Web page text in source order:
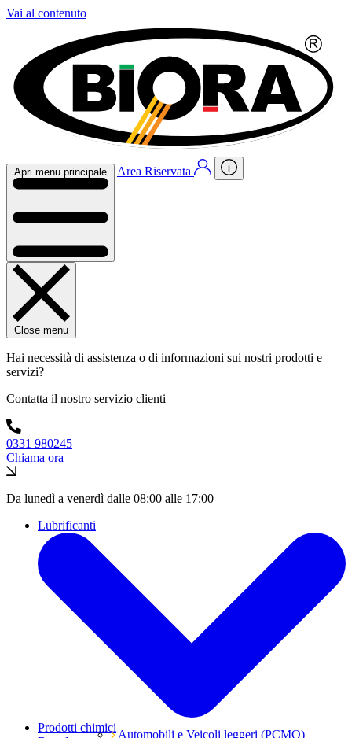
Vai al contenuto
Apri menu principale Area Riservata
Close menu
Hai necessità di assistenza o di informazioni sui nostri prodotti e
servizi?
Contatta il nostro servizio clienti
0331 980245
Chiama ora
Da lunedì a venerdì dalle 08:00 alle 17:00
Lubrificanti
Automobili e Veicoli leggeri (PCMO)
Prodotti chimici